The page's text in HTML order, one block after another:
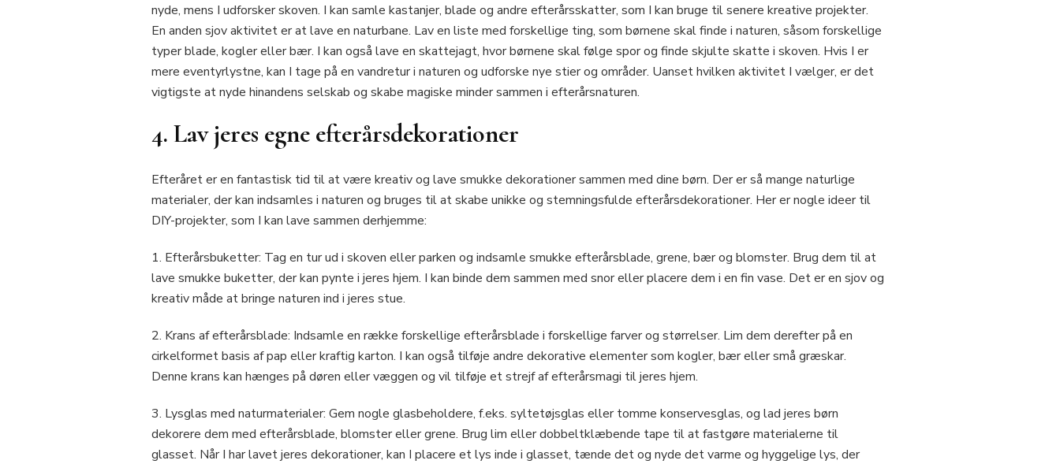
nyde, mens I udforsker skoven. I kan samle kastanjer, blade og andre efterårsskatter, som I kan bruge til senere kreative projekter.
En anden sjov aktivitet er at lave en naturbane. Lav en liste med forskellige ting, som børnene skal finde i naturen, såsom forskellige
typer blade, kogler eller bær. I kan også lave en skattejagt, hvor børnene skal følge spor og finde skjulte skatte i skoven. Hvis I er
mere eventyrlystne, kan I tage på en vandretur i naturen og udforske nye stier og områder. Uanset hvilken aktivitet I vælger, er det
vigtigste at nyde hinandens selskab og skabe magiske minder sammen i efterårsnaturen.
4. Lav jeres egne efterårsdekorationer
Efteråret er en fantastisk tid til at være kreativ og lave smukke dekorationer sammen med dine børn. Der er så mange naturlige
materialer, der kan indsamles i naturen og bruges til at skabe unikke og stemningsfulde efterårsdekorationer. Her er nogle ideer til
DIY-projekter, som I kan lave sammen derhjemme:
1. Efterårsbuketter: Tag en tur ud i skoven eller parken og indsamle smukke efterårsblade, grene, bær og blomster. Brug dem til at
lave smukke buketter, der kan pynte i jeres hjem. I kan binde dem sammen med snor eller placere dem i en fin vase. Det er en sjov og
kreativ måde at bringe naturen ind i jeres stue.
2. Krans af efterårsblade: Indsamle en række forskellige efterårsblade i forskellige farver og størrelser. Lim dem derefter på en
cirkelformet basis af pap eller kraftig karton. I kan også tilføje andre dekorative elementer som kogler, bær eller små græskar.
Denne krans kan hænges på døren eller væggen og vil tilføje et strejf af efterårsmagi til jeres hjem.
3. Lysglas med naturmaterialer: Gem nogle glasbeholdere, f.eks. syltetøjsglas eller tomme konservesglas, og lad jeres børn
dekorere dem med efterårsblade, blomster eller grene. Brug lim eller dobbeltklæbende tape til at fastgøre materialerne til
glasset. Når I har lavet jeres dekorationer, kan I placere et lys inde i glasset, tænde det og nyde det varme og hyggelige lys, der